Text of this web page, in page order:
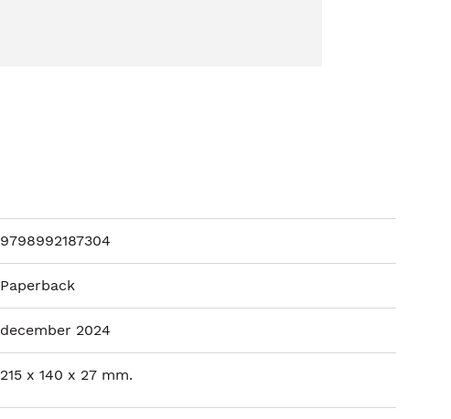
9798992187304
Paperback
december 2024
215 x 140 x 27 mm.